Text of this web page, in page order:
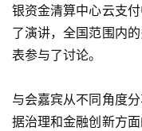
银资金清算中心云支
了演讲，全国范围内
表参与了讨论。
与会嘉宾从不同角度
据治理和金融创新方